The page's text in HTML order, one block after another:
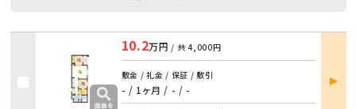
10.2万円 / 共4,000円
敷金 / 礼金 / 保証 / 敷引
- / 1ヶ月 / - / -
部屋
詳細